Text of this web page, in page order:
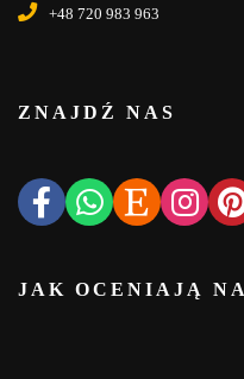
+48 720 983 963
ZNAJDŹ NAS
JAK OCENIAJĄ